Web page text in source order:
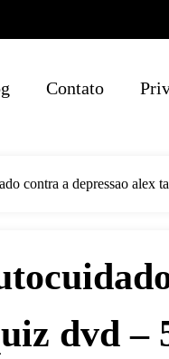
Contato
contra a depressao alex
dvd –